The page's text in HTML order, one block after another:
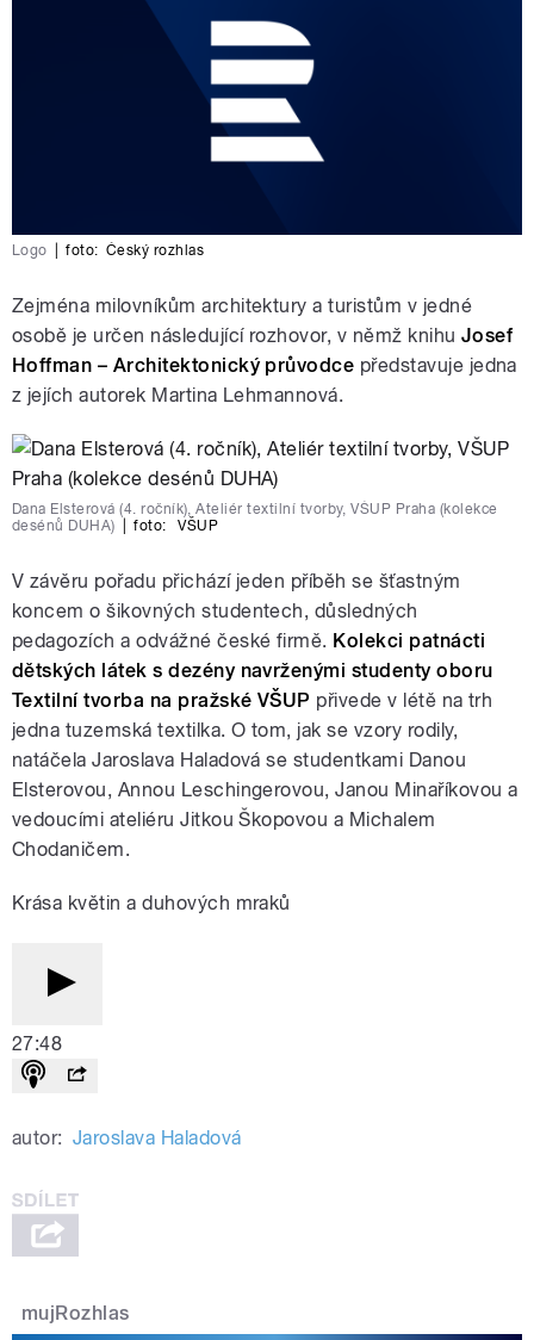
Logo foto: Český rozhlas
Zejména milovníkům architektury a turistům v jedné
osobě je určen následující rozhovor, v němž knihuJosef
Hoffman – Architektonický průvodce představuje jedna
z jejích autorek Martina Lehmannová.
Dana Elsterová (4. ročník), Ateliér textilní tvorby, VŠUP Praha (kolekce
desénů DUHA)
foto: VŠUP
V závěru pořadu přichází jeden příběh se šťastným
koncem o šikovných studentech, důsledných
pedagozích a odvážné české firmě. Kolekci patnácti
dětských látek s dezény navrženými studenty oboru
Textilní tvorba na pražské VŠUP přivede v létě na trh
jedna tuzemská textilka. O tom, jak se vzory rodily,
natáčela Jaroslava Haladová se studentkami Danou
Elsterovou, Annou Leschingerovou, Janou Minaříkovou a
vedoucími ateliéru Jitkou Škopovou a Michalem
Chodaničem.
Krása květin a duhových mraků
27:48
autor: Jaroslava Haladová
mujRozhlas